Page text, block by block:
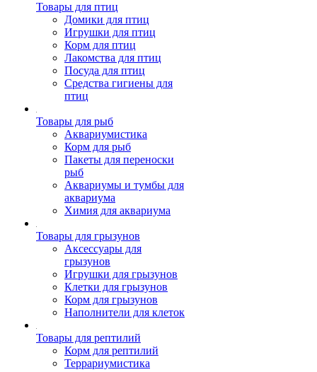
Товары для птиц
Домики для птиц
Игрушки для птиц
Корм для птиц
Лакомства для птиц
Посуда для птиц
Средства гигиены для
птиц
Товары для рыб
Аквариумистика
Корм для рыб
Пакеты для переноски
рыб
Аквариумы и тумбы для
аквариума
Химия для аквариума
Товары для грызунов
Аксессуары для
грызунов
Игрушки для грызунов
Клетки для грызунов
Корм для грызунов
Наполнители для клеток
Товары для рептилий
Корм для рептилий
Террариумистика